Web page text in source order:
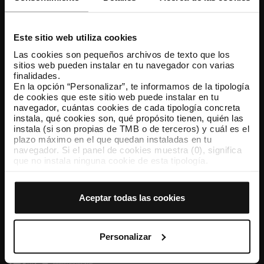
Este sitio web utiliza cookies
Las cookies son pequeños archivos de texto que los
sitios web pueden instalar en tu navegador con varias
finalidades.
En la opción “Personalizar”, te informamos de la tipología
de cookies que este sitio web puede instalar en tu
navegador, cuántas cookies de cada tipología concreta
instala, qué cookies son, qué propósito tienen, quién las
instala (si son propias de TMB o de terceros) y cuál es el
plazo máximo en el que quedan instaladas en tu
navegador. Si el panel de cookies muestra (0), significa
que no instala ninguna cookie de esta tipología.
que todas estas cookies se instalen en tu navegador.
tipología de cookies permite indicar si quieres que se
instalen o no las cookies de esa clase.
Una vez que hayas marcado tus preferencias, debes
hacer clic en “Seleccionar y configurar”. Así se instalarán
previamente. Te sugerimos que selecciones las cookies
Aceptar todas las cookies
Personalizar
Resuelve tus dudas
Síguenos
TMB en las redes sociales
TMB App
Descárgate TMB App y compra tus billetes
App Store Google Play